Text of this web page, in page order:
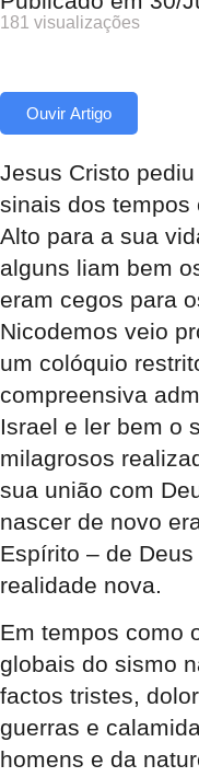
181 visualizações
Ouvir Artigo
Jesus Cristo
sinais dos tempos
Alto para a sua
alguns liam bem
eram cegos para
Nicodemos veio
um colóquio
compreensiva
Israel e ler bem o
milagrosos
sua união com
nascer de novo
Espírito – de
realidade nova.
Em tempos como
globais do sismo
factos tristes,
guerras e
homens e da